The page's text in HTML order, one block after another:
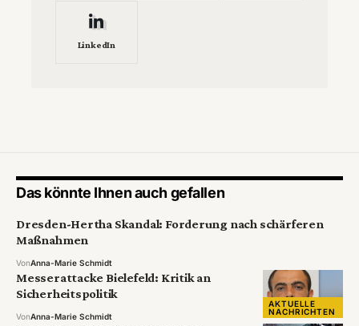
LinkedIn
Das könnte Ihnen auch gefallen
Dresden-Hertha Skandal: Forderung nach schärferen
Maßnahmen
VonAnna-Marie Schmidt
AKTUELLE
NACHRICHTEN
Messerattacke Bielefeld: Kritik an
Sicherheitspolitik
VonAnna-Marie Schmidt